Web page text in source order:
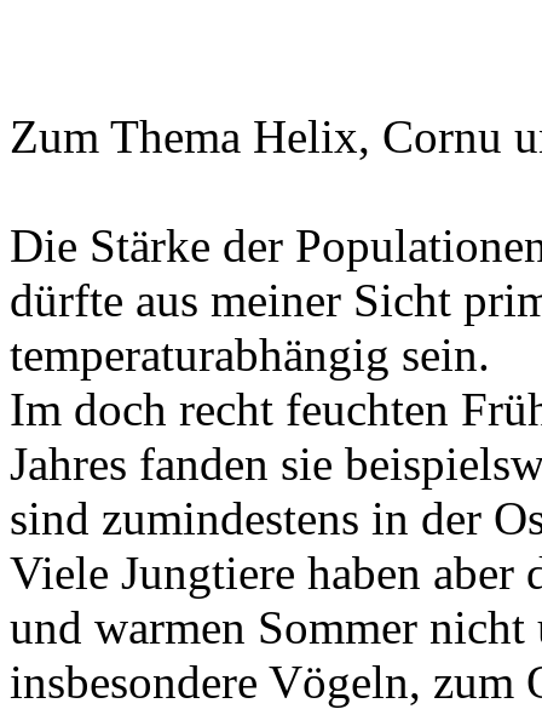
Zum Thema Helix, Cornu
Die Stärke der
dürfte aus meiner Sicht
temperaturabhängig sein.
Im doch recht feuchten
Jahres fanden sie
sind zumindestens in der
Viele Jungtiere haben aber
und warmen Sommer
insbesondere Vögeln, zum